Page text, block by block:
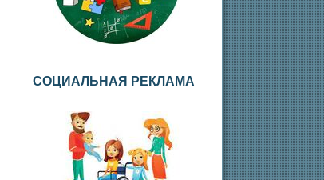
СОЦИАЛЬНАЯ РЕКЛАМА